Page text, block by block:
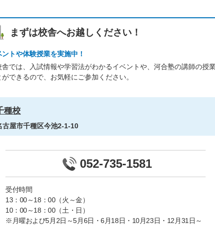
まずは校舎へお越しください！
ントや体験授業を実施中！
舎では、入試情報や学習法がわかるイベントや、河合塾の講師の
ができるので、お気軽にご参加ください。
種校
古屋市千種区今池2-1-10
052-735-1581
受付時間
13：00～18：00（火～金）
10：00～18：00（土・日）
※月曜および5月2日～5月6日・6月18日・10月23日・12月31日～